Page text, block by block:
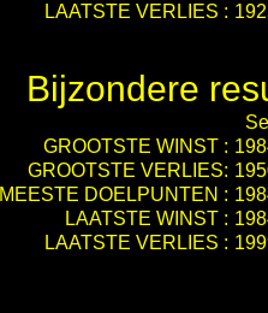
LAATSTE VERLIES :
Bijzondere
GROOTSTE WINST :
GROOTSTE VERLIES:
MEESTE DOELPUNTEN :
LAATSTE WINST :
LAATSTE VERLIES :